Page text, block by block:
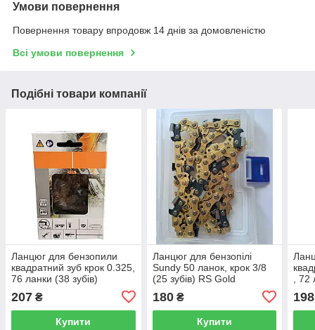
Умови повернення
Повернення товару впродовж 14 днів за домовленістю
Всі умови повернення
Подібні товари компанії
Ланцюг для бензопили
квадратний зуб крок 0.325,
76 ланки (38 зубів)
207 ₴
Купити
Ланцюг для бензопілі
Sundy 50 ланок, крок 3/8
(25 зубів) RS Gold
180₴
Купити
,
198